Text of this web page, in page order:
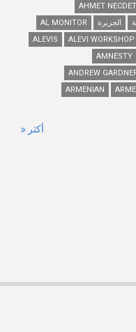
AHMET
الجزيرة
AL MONITOR
ALEVI WORKSHOP
ALEVIS
AMNESTY
ANDREW
ARMENIAN
أكثر